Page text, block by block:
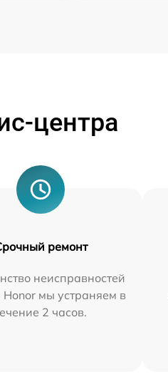
центра
ремонт
неисправностей
Honor мы устраняем в
2 часов.